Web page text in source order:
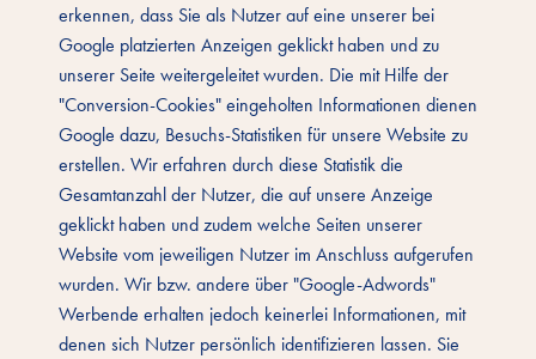
erkennen, dass Sie als Nutzer auf eine unserer bei
Google platzierten Anzeigen geklickt haben und zu
unserer Seite weitergeleitet wurden. Die mit Hilfe der
"Conversion-Cookies" eingeholten Informationen dienen
Google dazu, Besuchs-Statistiken für unsere Website zu
erstellen. Wir erfahren durch diese Statistik die
Gesamtanzahl der Nutzer, die auf unsere Anzeige
geklickt haben und zudem welche Seiten unserer
Website vom jeweiligen Nutzer im Anschluss aufgerufen
wurden. Wir bzw. andere über "Google-Adwords"
Werbende erhalten jedoch keinerlei Informationen, mit
denen sich Nutzer persönlich identifizieren lassen. Sie